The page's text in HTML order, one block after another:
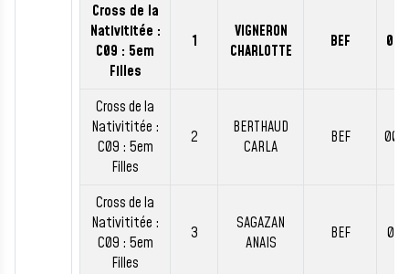
Cross de la
Nativititée :
C09 : 5em
Filles
1
VIGNERON
CHARLOTTE
BEF
Cross de la
Nativititée :
C09 : 5em
Filles
2
BERTHAUD
CARLA
BEF
Cross de la
Nativititée :
C09 : 5em
Filles
3
SAGAZAN
ANAIS
BEF